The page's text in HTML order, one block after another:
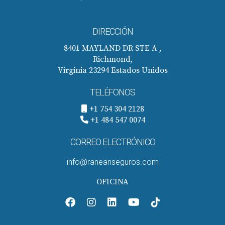
obtener la protección adecuada para ti y tus seres
DIRECCIÓN
8401 MAYLAND DR STE A ,
Richmond,
Virginia 23294 Estados Unidos
TELÉFONOS
+1 754 304 2128
+1 484 547 0074
CORREO ELECTRÓNICO
info@raneanseguros.com
OFICINA